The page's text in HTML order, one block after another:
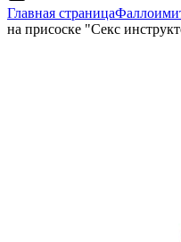
Главная страница
на присоске "Секс